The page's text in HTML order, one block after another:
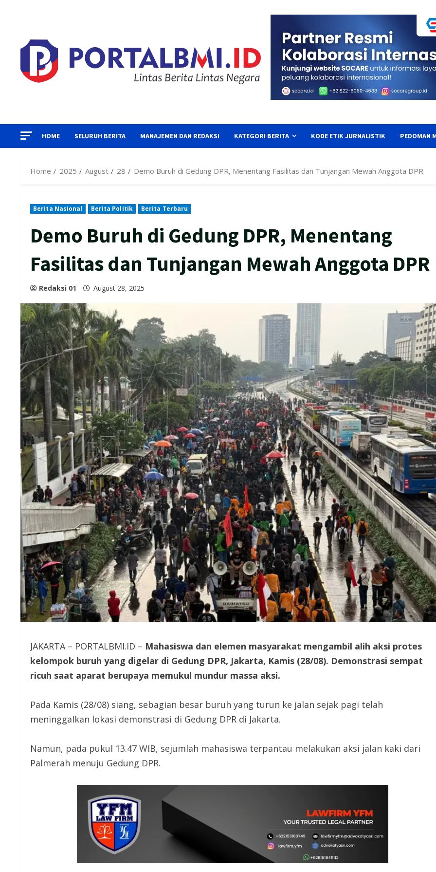
HOME SELURUH BERITA MANAJEMEN DAN REDAKSI KATEGORI BERITA KODE ETIK JURNALISTIK PEDOMAN
Home 2025 August 28 Demo Buruh di Gedung DPR, Menentang Fasilitas dan Tunjangan Mewah Anggota DPR
Berita Nasional Berita Politik Berita Terbaru
Demo Buruh di Gedung DPR, Menentang
Fasilitas dan Tunjangan Mewah Anggota DPR
Redaksi 01 August 28, 2025
JAKARTA – PORTALBMI.ID – Mahasiswa dan elemen masyarakat mengambil alih aksi protes
kelompok buruh yang digelar di Gedung DPR, Jakarta, Kamis (28/08). Demonstrasi sempat
ricuh saat aparat berupaya memukul mundur massa aksi.
Pada Kamis (28/08) siang, sebagian besar buruh yang turun ke jalan sejak pagi telah
meninggalkan lokasi demonstrasi di Gedung DPR di Jakarta.
Namun, pada pukul 13.47 WIB, sejumlah mahasiswa terpantau melakukan aksi jalan kaki dari
Palmerah menuju Gedung DPR.